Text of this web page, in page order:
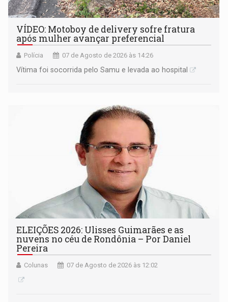
VÍDEO: Motoboy de delivery sofre fratura
após mulher avançar preferencial
Polícia 07 de Agosto de 2026 às 14:26
Vítima foi socorrida pelo Samu e levada ao hospital
ELEIÇÕES 2026: Ulisses Guimarães e as
nuvens no céu de Rondônia – Por Daniel
Pereira
Colunas 07 de Agosto de 2026 às 12:02